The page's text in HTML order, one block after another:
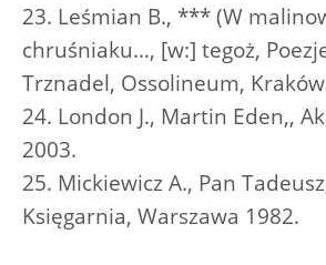
23. Leśmian B., *** (W
chruśniaku…, [w:] tegoż,
Trznadel, Ossolineum,
24. London J., Martin Eden,,
2003.
25. Mickiewicz A., Pan
Księgarnia, Warszawa 1982.